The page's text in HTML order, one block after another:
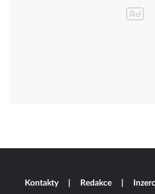
Kontakty Redakce